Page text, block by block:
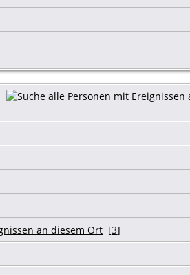
[3]